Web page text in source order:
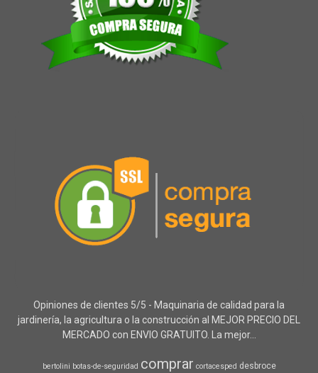
Opiniones de clientes 5/5 - Maquinaria de calidad para la
jardinería, la agricultura o la construcción al MEJOR PRECIO DEL
MERCADO con ENVIO GRATUITO. La mejor...
bertolini botas-de-seguridad comprar cortacesped desbroce